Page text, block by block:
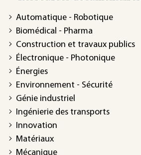
Automatique - Robotique
Biomédical - Pharma
Construction et travaux publics
Électronique - Photonique
Énergies
Environnement - Sécurité
Génie industriel
Ingénierie des transports
Innovation
Matériaux
Mécanique